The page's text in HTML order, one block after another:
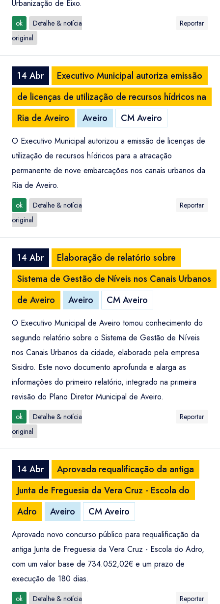
Urbanização de Eixo.
ok
Detalhe & notícia
original
Reportar
14 Abr
Executivo Municipal autoriza emissão
de licenças de utilização de recursos hídricos na
Ria de Aveiro
Aveiro CM Aveiro
O Executivo Municipal autorizou a emissão de licenças de
utilização de recursos hídricos para a atracação
permanente de nove embarcações nos canais urbanos da
Ria de Aveiro.
ok
Detalhe & notícia
original
Reportar
14 Abr
Elaboração de relatório sobre
Sistema de Gestão de Níveis nos Canais Urbanos
de Aveiro
Aveiro CM Aveiro
O Executivo Municipal de Aveiro tomou conhecimento do
segundo relatório sobre o Sistema de Gestão de Níveis
nos Canais Urbanos da cidade, elaborado pela empresa
Sisidro. Este novo documento aprofunda e alarga as
informações do primeiro relatório, integrado na primeira
revisão do Plano Diretor Municipal de Aveiro.
ok
Detalhe & notícia
original
Reportar
14 Abr
Aprovada requalificação da antiga
Junta de Freguesia da Vera Cruz - Escola do
Adro
Aveiro CM Aveiro
Aprovado novo concurso público para requalificação da
antiga Junta de Freguesia da Vera Cruz - Escola do Adro,
com um valor base de 734.052,02€ e um prazo de
execução de 180 dias.
ok
Detalhe & notícia
Reportar